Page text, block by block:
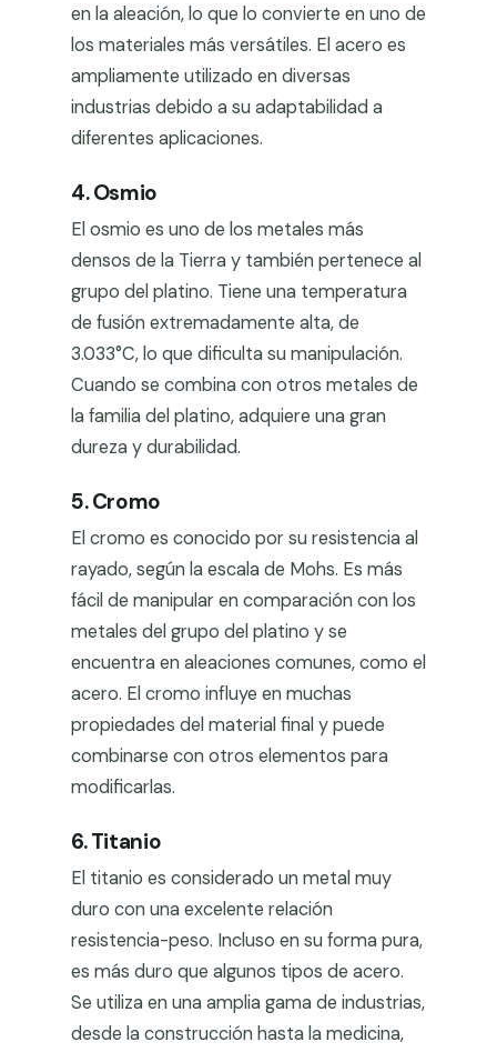
en la aleación, lo que lo convierte en uno de
los materiales más versátiles. El acero es
ampliamente utilizado en diversas
industrias debido a su adaptabilidad a
diferentes aplicaciones.
4. Osmio
El osmio es uno de los metales más
densos de la Tierra y también pertenece al
grupo del platino. Tiene una temperatura
de fusión extremadamente alta, de
3.033°C, lo que dificulta su manipulación.
Cuando se combina con otros metales de
la familia del platino, adquiere una gran
dureza y durabilidad.
5. Cromo
El cromo es conocido por su resistencia al
rayado, según la escala de Mohs. Es más
fácil de manipular en comparación con los
metales del grupo del platino y se
encuentra en aleaciones comunes, como el
acero. El cromo influye en muchas
propiedades del material final y puede
combinarse con otros elementos para
modificarlas.
6. Titanio
El titanio es considerado un metal muy
duro con una excelente relación
resistencia-peso. Incluso en su forma pura,
es más duro que algunos tipos de acero.
Se utiliza en una amplia gama de industrias,
desde la construcción hasta la medicina,